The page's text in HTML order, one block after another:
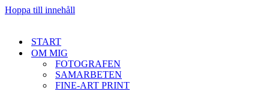
Hoppa till innehåll
START
OM MIG
FOTOGRAFEN
SAMARBETEN
FINE-ART PRINT